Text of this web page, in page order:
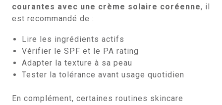
courantes avec une crème solaire coréenne, il
est recommandé de :
Lire les ingrédients actifs
Vérifier le SPF et le PA rating
Adapter la texture à sa peau
Tester la tolérance avant usage quotidien
En complément, certaines routines skincare